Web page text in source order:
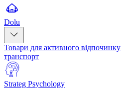
Dolu
Товари для активного відпочинку
транспорт
Strateg Psychology